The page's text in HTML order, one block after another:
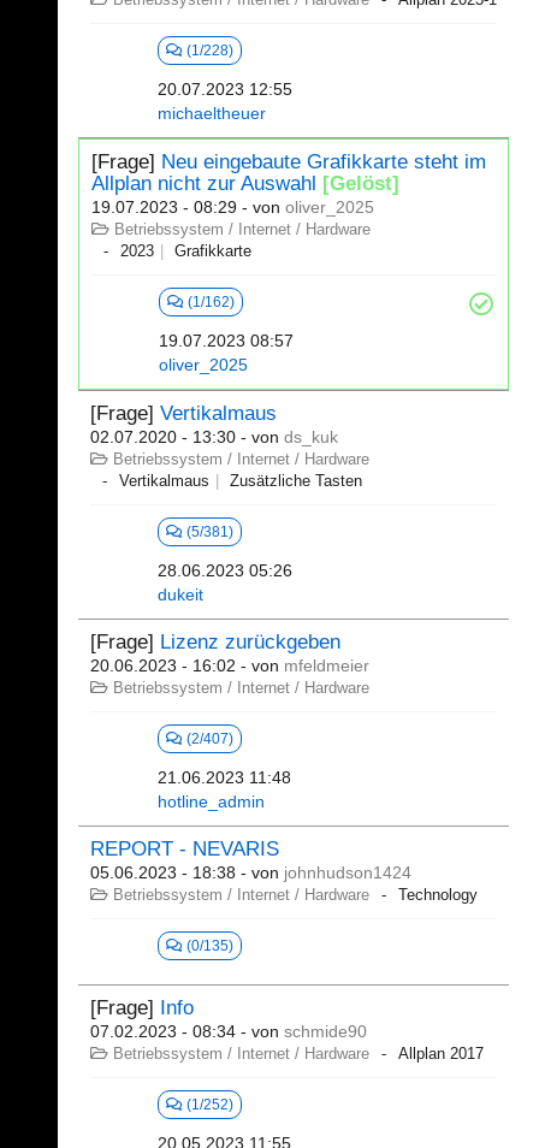
(1/228)
20.07.2023 12:55
michaeltheuer
[Frage] Neu eingebaute Grafikkarte steht im
Allplan nicht zur Auswahl [Gelöst]
19.07.2023 - 08:29 - von oliver_2025
Betriebssystem / Internet / Hardware
2023
Grafikkarte
(1/162)
19.07.2023 08:57
oliver_2025
[Frage] Vertikalmaus
02.07.2020 - 13:30 - von ds_kuk
Betriebssystem / Internet / Hardware
Vertikalmaus
Zusätzliche Tasten
(5/381)
28.06.2023 05:26
dukeit
[Frage] Lizenz zurückgeben
20.06.2023 - 16:02 - von mfeldmeier
Betriebssystem / Internet / Hardware
(2/407)
21.06.2023 11:48
hotline_admin
REPORT - NEVARIS
05.06.2023 - 18:38 - von johnhudson1424
Betriebssystem / Internet / Hardware Technology
(0/135)
[Frage] Info
07.02.2023 - 08:34 - von schmide90
Betriebssystem / Internet / Hardware Allplan 2017
(1/252)
20.05.2023 11:55